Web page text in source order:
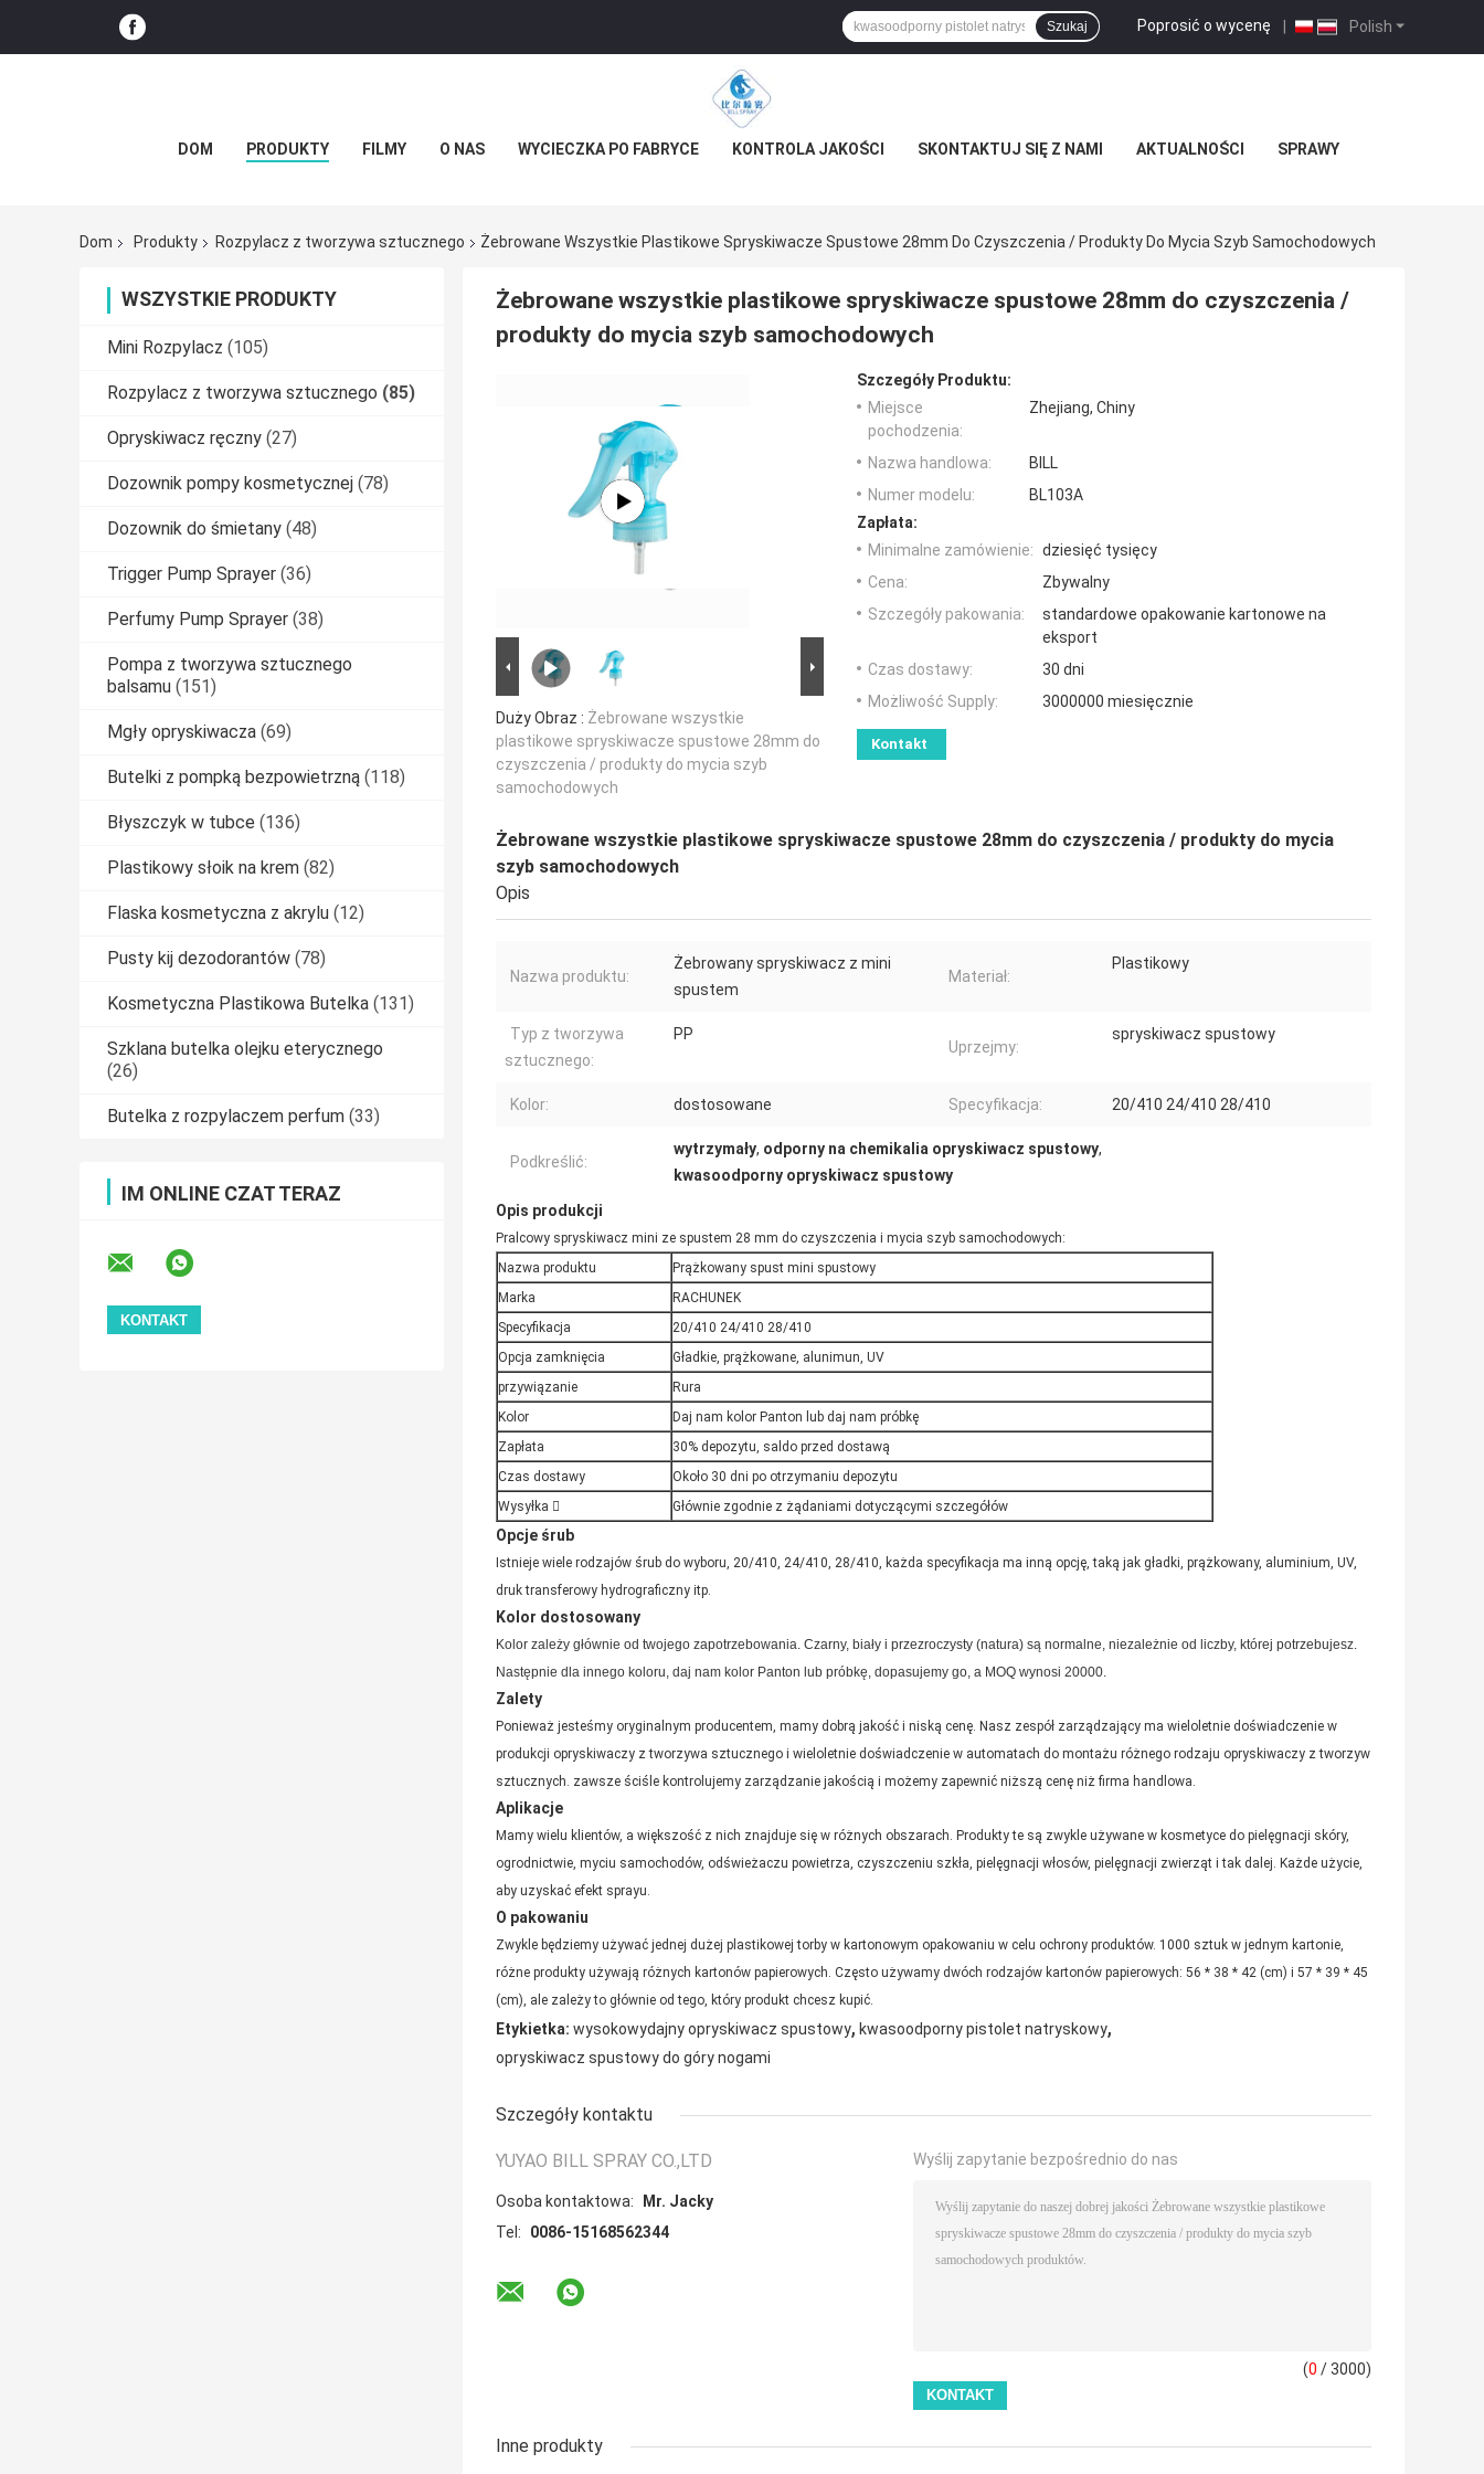
Polish
Poprosić o wycenę |
Szukaj
DOM PRODUKTY FILMY O NAS WYCIECZKA PO FABRYCE KONTROLA JAKOŚCI SKONTAKTUJ SIĘ Z NAMI AKTUALNOŚCI SPRAWY
Dom Produkty Rozpylacz z tworzywa sztucznego Żebrowane Wszystkie Plastikowe Spryskiwacze Spustowe 28mm Do Czyszczenia / Produkty Do Mycia Szyb Samochodowych
WSZYSTKIE PRODUKTY
Mini Rozpylacz (105)
Rozpylacz z tworzywa sztucznego (85)
Opryskiwacz ręczny (27)
Dozownik pompy kosmetycznej (78)
Dozownik do śmietany (48)
Trigger Pump Sprayer (36)
Perfumy Pump Sprayer (38)
Pompa z tworzywa sztucznego
balsamu (151)
Mgły opryskiwacza (69)
Butelki z pompką bezpowietrzną (118)
Błyszczyk w tubce (136)
Plastikowy słoik na krem (82)
Flaska kosmetyczna z akrylu (12)
Pusty kij dezodorantów (78)
Kosmetyczna Plastikowa Butelka (131)
Szklana butelka olejku eterycznego
(26)
Butelka z rozpylaczem perfum (33)
IM ONLINE CZAT TERAZ
Żebrowane wszystkie plastikowe spryskiwacze spustowe 28mm do czyszczenia /
produkty do mycia szyb samochodowych
Duży Obraz : Żebrowane wszystkie
plastikowe spryskiwacze spustowe 28mm do
czyszczenia / produkty do mycia szyb
samochodowych
Szczegóły Produktu:
Miejsce
pochodzenia:
Zhejiang, Chiny
Nazwa handlowa:
BILL
Numer modelu:
BL103A
Zapłata:
Minimalne zamówienie: dziesięć tysięcy
Cena:
Zbywalny
Szczegóły pakowania:
standardowe opakowanie kartonowe na
eksport
Czas dostawy:
30 dni
Możliwość Supply:
3000000 miesięcznie
Kontakt
Żebrowane wszystkie plastikowe spryskiwacze spustowe 28mm do czyszczenia / produkty do mycia
szyb samochodowych
Opis
Nazwa produktu:
Żebrowany spryskiwacz z mini
spustem
Materiał:
Plastikowy
Typ z tworzywa
sztucznego:
PP
Uprzejmy:
spryskiwacz spustowy
Kolor: dostosowane Specyfikacja: 20/410 24/410 28/410
Podkreślić:
wytrzymały, odporny na chemikalia opryskiwacz spustowy,
kwasoodporny opryskiwacz spustowy
Opis produkcji
Pralcowy spryskiwacz mini ze spustem 28 mm do czyszczenia i mycia szyb samochodowych:
Nazwa produktu
Prążkowany spust mini spustowy
Marka
RACHUNEK
Specyfikacja
20/410 24/410 28/410
Opcja zamknięcia
Gładkie, prążkowane, alunimun, UV
przywiązanie
Rura
Kolor
Daj nam kolor Panton lub daj nam próbkę
Zapłata
30% depozytu, saldo przed dostawą
Czas dostawy
Około 30 dni po otrzymaniu depozytu
Wysyłka 
Głównie zgodnie z żądaniami dotyczącymi szczegółów
Opcje śrub
Istnieje wiele rodzajów śrub do wyboru, 20/410, 24/410, 28/410, każda specyfikacja ma inną opcję, taką jak gładki, prążkowany, aluminium, UV,
druk transferowy hydrograficzny itp.
Kolor dostosowany
Kolor zależy głównie od twojego zapotrzebowania. Czarny, biały i przezroczysty (natura) są normalne, niezależnie od liczby, której potrzebujesz.
Następnie dla innego koloru, daj nam kolor Panton lub próbkę, dopasujemy go, a MOQ wynosi 20000.
Zalety
Ponieważ jesteśmy oryginalnym producentem, mamy dobrą jakość i niską cenę. Nasz zespół zarządzający ma wieloletnie doświadczenie w
produkcji opryskiwaczy z tworzywa sztucznego i wieloletnie doświadczenie w automatach do montażu różnego rodzaju opryskiwaczy z tworzyw
sztucznych. zawsze ściśle kontrolujemy zarządzanie jakością i możemy zapewnić niższą cenę niż firma handlowa.
Aplikacje
Mamy wielu klientów, a większość z nich znajduje się w różnych obszarach. Produkty te są zwykle używane w kosmetyce do pielęgnacji skóry,
ogrodnictwie, myciu samochodów, odświeżaczu powietrza, czyszczeniu szkła, pielęgnacji włosów, pielęgnacji zwierząt i tak dalej. Każde użycie,
aby uzyskać efekt sprayu.
O pakowaniu
Zwykle będziemy używać jednej dużej plastikowej torby w kartonowym opakowaniu w celu ochrony produktów. 1000 sztuk w jednym kartonie,
różne produkty używają różnych kartonów papierowych. Często używamy dwóch rodzajów kartonów papierowych: 56 * 38 * 42 (cm) i 57 * 39 * 45
(cm), ale zależy to głównie od tego, który produkt chcesz kupić.
Etykietka: wysokowydajny opryskiwacz spustowy, kwasoodporny pistolet natryskowy,
opryskiwacz spustowy do góry nogami
Szczegóły kontaktu
YUYAO BILL SPRAY CO.,LTD
Osoba kontaktowa:
Mr. Jacky
Tel:
0086-15168562344
Wyślij zapytanie bezpośrednio do nas
(0 / 3000)
Inne produkty